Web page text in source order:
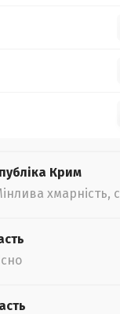
Крим
хмарність,